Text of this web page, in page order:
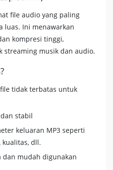
file audio yang paling
luas. Ini menawarkan
kompresi tinggi,
streaming musik dan audio.
tidak terbatas untuk
stabil
keluaran MP3 seperti
kualitas, dll.
dan mudah digunakan